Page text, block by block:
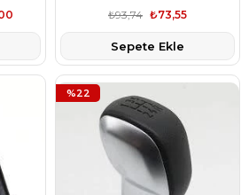
₺73,55
₺93,74
Sepete Ekle
%22